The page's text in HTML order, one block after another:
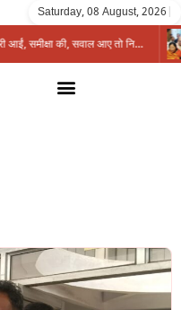
Saturday, 08 August, 2026
मंत्री आईं, समीक्षा की, सवाल आए तो निकल गईं – खाली जयंत चौंकीं पर नहीं दिया जवाब